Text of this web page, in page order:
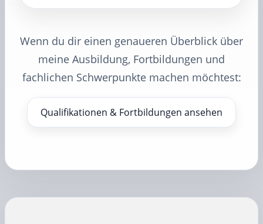
Wenn du dir einen genaueren Überblick über
meine Ausbildung, Fortbildungen und
fachlichen Schwerpunkte machen möchtest:
Qualifikationen & Fortbildungen ansehen